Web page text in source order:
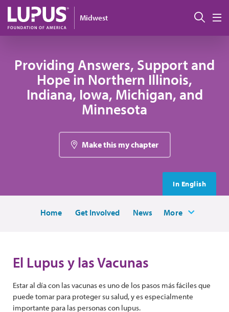
Pasar al contenido principal
Midwest
Providing Answers, Support and
Hope in Northern Illinois,
Indiana, Iowa, Michigan, and
Minnesota
Make this my chapter
In English
Home Get Involved News More
El Lupus y las Vacunas
Estar al día con las vacunas es uno de los pasos más fáciles que
puede tomar para proteger su salud, y es especialmente
importante para las personas con lupus.